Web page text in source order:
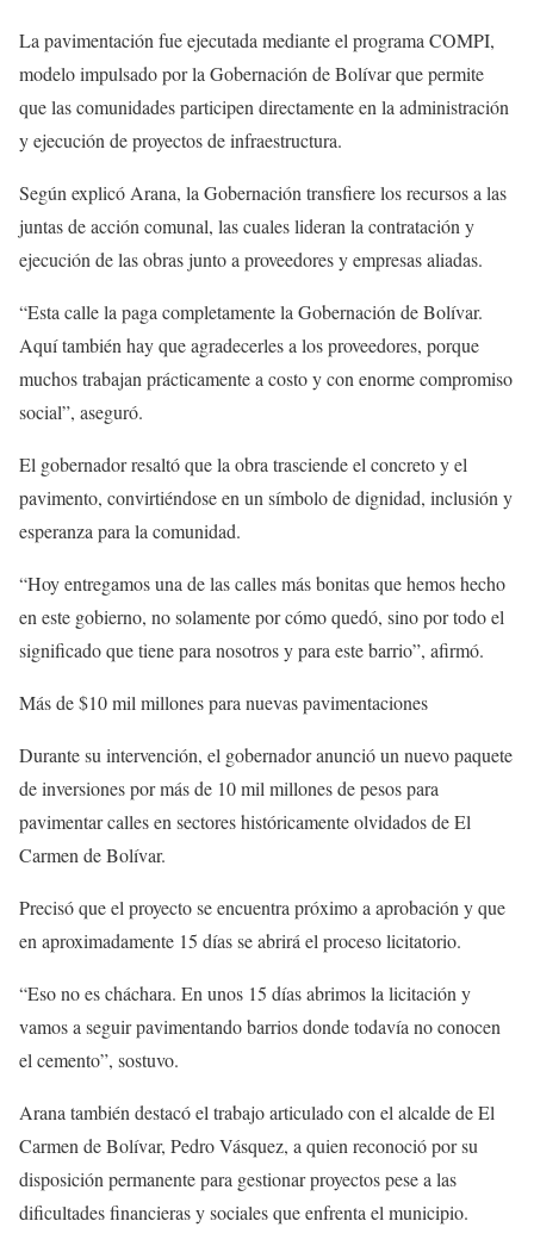
La pavimentación fue ejecutada mediante el programa COMPI,
modelo impulsado por la Gobernación de Bolívar que permite
que las comunidades participen directamente en la administración
y ejecución de proyectos de infraestructura.
Según explicó Arana, la Gobernación transfiere los recursos a las
juntas de acción comunal, las cuales lideran la contratación y
ejecución de las obras junto a proveedores y empresas aliadas.
“Esta calle la paga completamente la Gobernación de Bolívar.
Aquí también hay que agradecerles a los proveedores, porque
muchos trabajan prácticamente a costo y con enorme compromiso
social”, aseguró.
El gobernador resaltó que la obra trasciende el concreto y el
pavimento, convirtiéndose en un símbolo de dignidad, inclusión y
esperanza para la comunidad.
“Hoy entregamos una de las calles más bonitas que hemos hecho
en este gobierno, no solamente por cómo quedó, sino por todo el
significado que tiene para nosotros y para este barrio”, afirmó.
Más de $10 mil millones para nuevas pavimentaciones
Durante su intervención, el gobernador anunció un nuevo paquete
de inversiones por más de 10 mil millones de pesos para
pavimentar calles en sectores históricamente olvidados de El
Carmen de Bolívar.
Precisó que el proyecto se encuentra próximo a aprobación y que
en aproximadamente 15 días se abrirá el proceso licitatorio.
“Eso no es cháchara. En unos 15 días abrimos la licitación y
vamos a seguir pavimentando barrios donde todavía no conocen
el cemento”, sostuvo.
Arana también destacó el trabajo articulado con el alcalde de El
Carmen de Bolívar, Pedro Vásquez, a quien reconoció por su
disposición permanente para gestionar proyectos pese a las
dificultades financieras y sociales que enfrenta el municipio.